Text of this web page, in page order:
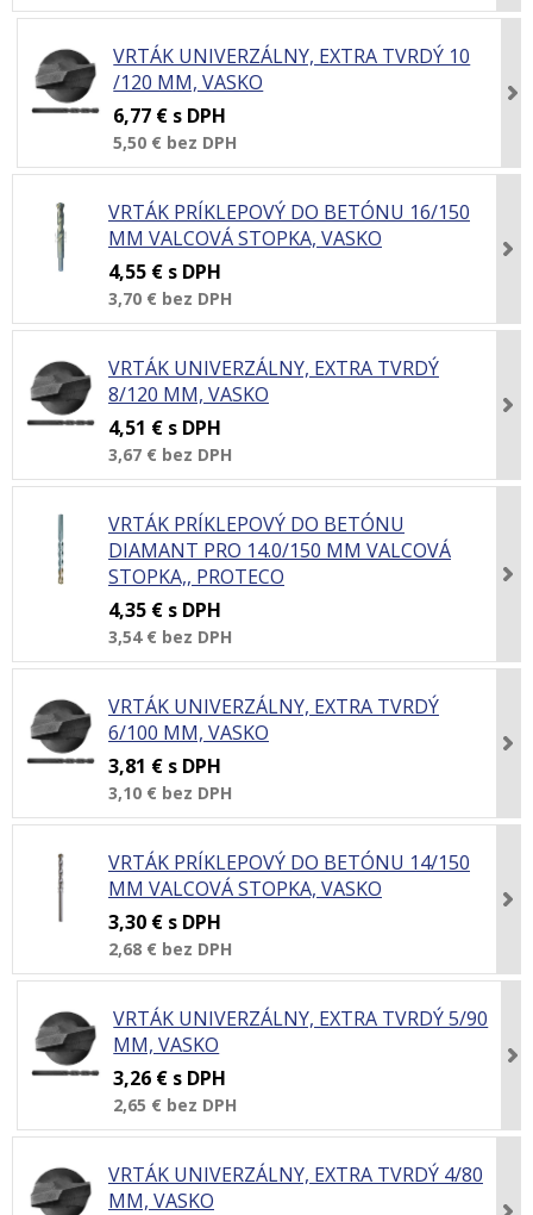
VRTÁK UNIVERZÁLNY, EXTRA TVRDÝ 10
/120 MM, VASKO
6,77 € s DPH
5,50 € bez DPH
VRTÁK PRÍKLEPOVÝ DO BETÓNU 16/150
MM VALCOVÁ STOPKA, VASKO
4,55 € s DPH
3,70 € bez DPH
VRTÁK UNIVERZÁLNY, EXTRA TVRDÝ
8/120 MM, VASKO
4,51 € s DPH
3,67 € bez DPH
VRTÁK PRÍKLEPOVÝ DO BETÓNU
DIAMANT PRO 14.0/150 MM VALCOVÁ
STOPKA,, PROTECO
4,35 € s DPH
3,54 € bez DPH
VRTÁK UNIVERZÁLNY, EXTRA TVRDÝ
6/100 MM, VASKO
3,81 € s DPH
3,10 € bez DPH
VRTÁK PRÍKLEPOVÝ DO BETÓNU 14/150
MM VALCOVÁ STOPKA, VASKO
3,30 € s DPH
2,68 € bez DPH
VRTÁK UNIVERZÁLNY, EXTRA TVRDÝ 5/90
MM, VASKO
3,26 € s DPH
2,65 € bez DPH
VRTÁK UNIVERZÁLNY, EXTRA TVRDÝ 4/80
MM, VASKO